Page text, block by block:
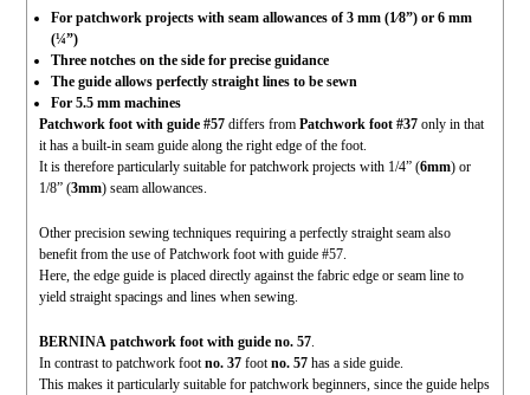
For patchwork projects with seam allowances of 3 mm (1⁄8”) or 6 mm
(¼”)
Three notches on the side for precise guidance
The guide allows perfectly straight lines to be sewn
For 5.5 mm machines
Patchwork foot with guide #57 differs fromPatchwork foot #37 only in that
it has a built-in seam guide along the right edge of the foot.
It is therefore particularly suitable for patchwork projects with 1/4” (6mm) or
1/8” (3mm) seam allowances.
Other precision sewing techniques requiring a perfectly straight seam also
benefit from the use of Patchwork foot with guide #57.
Here, the edge guide is placed directly against the fabric edge or seam line to
yield straight spacings and lines when sewing.
BERNINA patchwork foot with guide no. 57.
In contrast to patchwork footno. 37 footno. 57 has a side guide.
This makes it particularly suitable for patchwork beginners, since the guide helps